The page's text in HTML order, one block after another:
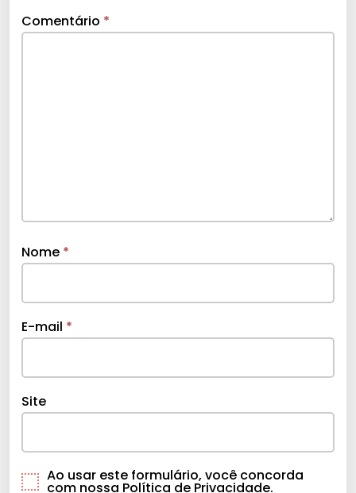
Comentário *
Nome *
E-mail *
Site
Ao usar este formulário, você concorda
com nossa Política de Privacidade.